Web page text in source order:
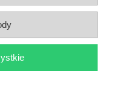
etykiet,
techniczne,biuro@randi.pl